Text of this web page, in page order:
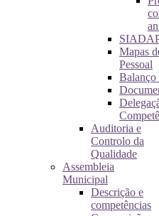
Mapas
Pessoal
Balanço
Auditoria e
Controlo da
Qualidade
Assembleia
Municipal
Descrição e
competências